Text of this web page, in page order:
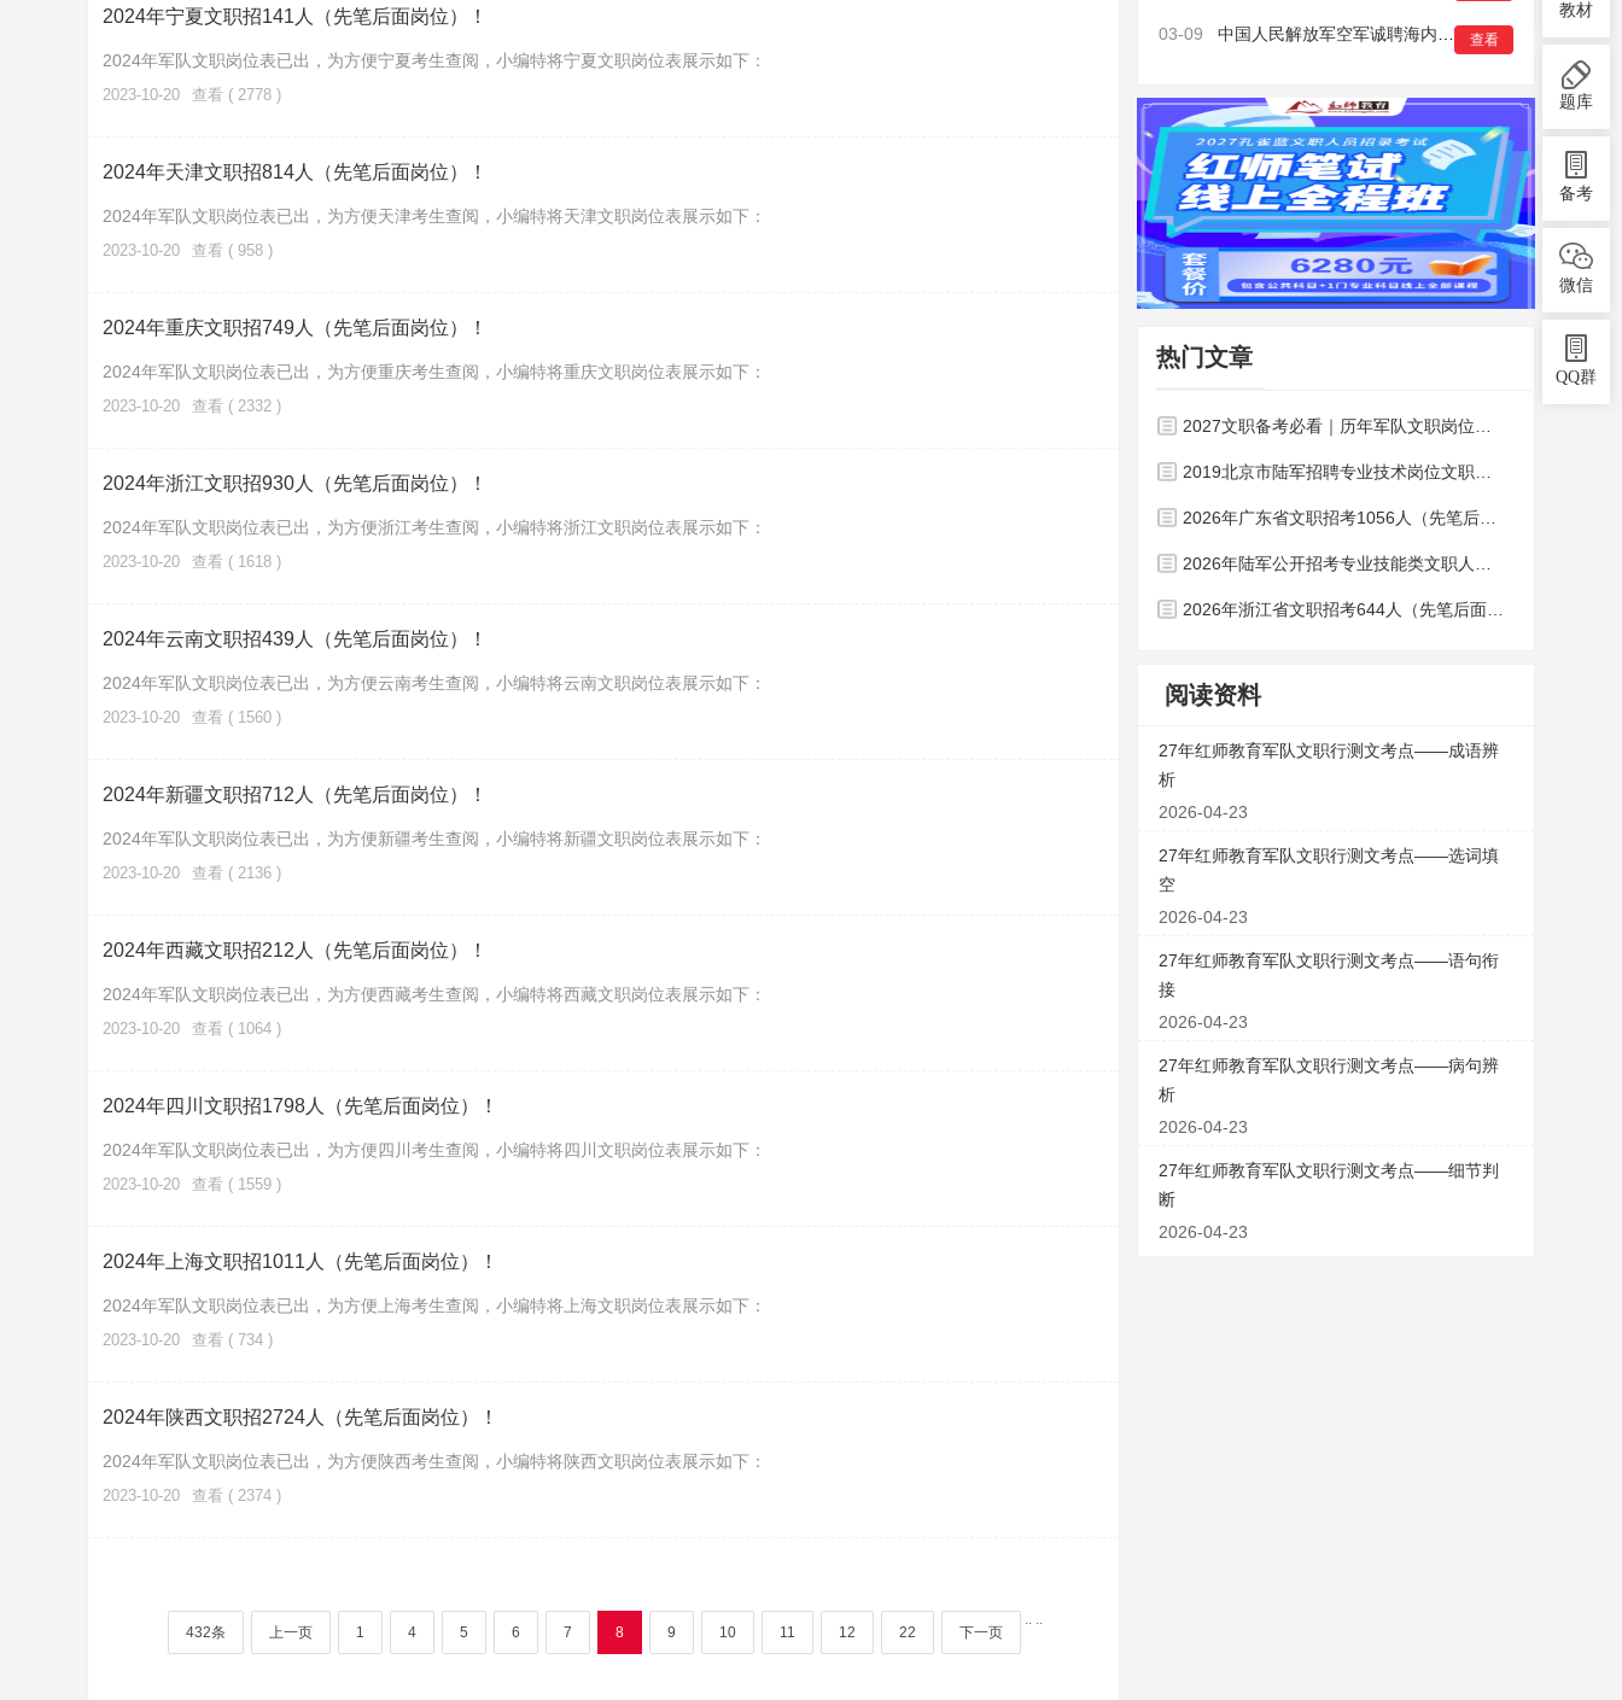
2024年宁夏文职招141人（先笔后面岗位）！
2024年军队文职岗位表已出，为方便宁夏考生查阅，小编特将宁夏文职岗位表展示如下：
2023-10-20 查看 ( 2778 )
2024年天津文职招814人（先笔后面岗位）！
2024年军队文职岗位表已出，为方便天津考生查阅，小编特将天津文职岗位表展示如下：
2023-10-20 查看 ( 958 )
2024年重庆文职招749人（先笔后面岗位）！
2024年军队文职岗位表已出，为方便重庆考生查阅，小编特将重庆文职岗位表展示如下：
2023-10-20 查看 ( 2332 )
2024年浙江文职招930人（先笔后面岗位）！
2024年军队文职岗位表已出，为方便浙江考生查阅，小编特将浙江文职岗位表展示如下：
2023-10-20 查看 ( 1618 )
2024年云南文职招439人（先笔后面岗位）！
2024年军队文职岗位表已出，为方便云南考生查阅，小编特将云南文职岗位表展示如下：
2023-10-20 查看 ( 1560 )
2024年新疆文职招712人（先笔后面岗位）！
2024年军队文职岗位表已出，为方便新疆考生查阅，小编特将新疆文职岗位表展示如下：
2023-10-20 查看 ( 2136 )
2024年西藏文职招212人（先笔后面岗位）！
2024年军队文职岗位表已出，为方便西藏考生查阅，小编特将西藏文职岗位表展示如下：
2023-10-20 查看 ( 1064 )
2024年四川文职招1798人（先笔后面岗位）！
2024年军队文职岗位表已出，为方便四川考生查阅，小编特将四川文职岗位表展示如下：
2023-10-20 查看 ( 1559 )
2024年上海文职招1011人（先笔后面岗位）！
2024年军队文职岗位表已出，为方便上海考生查阅，小编特将上海文职岗位表展示如下：
2023-10-20 查看 ( 734 )
2024年陕西文职招2724人（先笔后面岗位）！
2024年军队文职岗位表已出，为方便陕西考生查阅，小编特将陕西文职岗位表展示如下：
2023-10-20 查看 ( 2374 )
432条 上一页 1
..
4 5 6 7 8 9 10 11 12
..
22 下一页
03-09 查看
热门文章
2027文职备考必看｜历年军队文职岗位表，藏着上岸关键密码！
2019北京市陆军招聘专业技术岗位文职人员职位表
2026年广东省文职招考1056人（先笔后面岗位）！
2026年陆军公开招考专业技能类文职人员1537人岗位表
2026年浙江省文职招考644人（先笔后面岗位）！
阅读资料
27年红师教育军队文职行测文考点——成语辨
析
2026-04-23
27年红师教育军队文职行测文考点——选词填
空
2026-04-23
27年红师教育军队文职行测文考点——语句衔
接
2026-04-23
27年红师教育军队文职行测文考点——病句辨
析
2026-04-23
27年红师教育军队文职行测文考点——细节判
断
2026-04-23
教材
题库
备考
微信
QQ群